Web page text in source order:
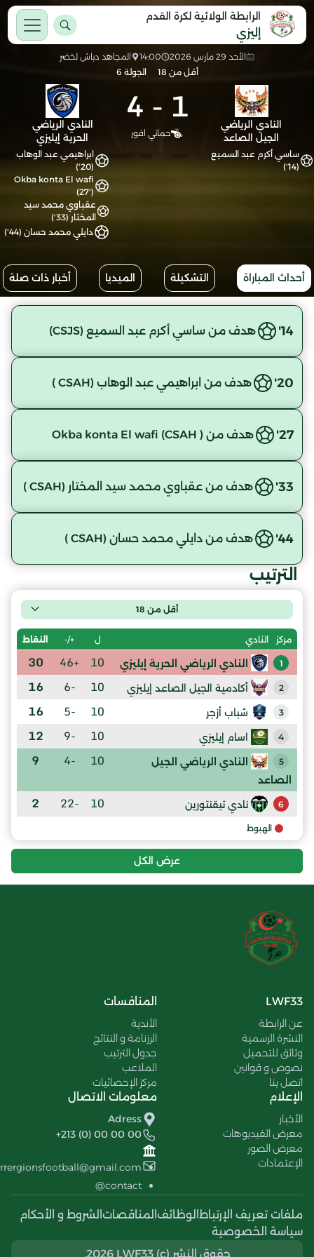
الرابطة الولائية لكرة القدم
إليزي
الأحد 29 مارس 2026 14:00
المجاهد دباش لخضر
أقل من 18
الجولة 6
النادي الرياضي
الجيل الصاعد
1
-
4
حماتي اقور
النادي الرياضي
الحرية إيليزي
ساسي أكرم عبد السميع
(14')
ابراهيمي عبد الوهاب
(20')
Okba konta El wafi
(27')
عقباوي محمد سيد
المختار (33')
دايلي محمد حسان (44')
أحداث المباراة التشكيلة الميديا أخبار ذات صلة
14' هدف من ساسي أكرم عبد السميع (CSJS)
20' هدف من ابراهيمي عبد الوهاب (CSAH )
27' هدف من Okba konta El wafi (CSAH )
33' هدف من عقباوي محمد سيد المختار (CSAH )
44' هدف من دايلي محمد حسان (CSAH )
الترتيب
أقل من 18
مركز النادي ل +/- النقاط
1 النادي الرياضي الحرية إيليزي 10
+46
30
2 أكادمية الجيل الصاعد إيليزي 10
-6
16
3 شباب أزجر 10
-5
16
4 اسام إيليزي 10
-9
12
5
النادي الرياضي الجيل
الصاعد
10
-4
9
6 نادي تيقنتورين 10
-22
2
الهبوط
عرض الكل
LWF33
عن الرابطة
النشرة الرسمية
وثائق للتحميل
نصوص و قوانين
اتصل بنا
المنافسات
الأندية
الرزنامة و النتائج
جدول الترتيب
الملاعب
مركز الإحصائيات
الإعلام
الأخبار
معرض الفيديوهات
معرض الصور
الإعتمادات
معلومات الاتصال
Adress
+213 (0) 00 00 00
contact@
ملفات تعريف الإرتباط الوظائف المناقصات الشروط و الأحكام
سياسة الخصوصية
حقوق النشر (c) 2026 LWF33.